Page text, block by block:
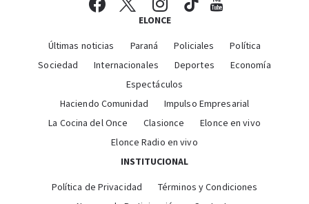
ELONCE
Últimas noticias Paraná Policiales
Política
Sociedad
Internacionales Deportes
Economía
Espectáculos
Haciendo Comunidad
Impulso Empresarial
La Cocina del Once
Clasionce
Elonce en vivo
Elonce Radio en vivo
INSTITUCIONAL
Política de Privacidad
Términos y Condiciones